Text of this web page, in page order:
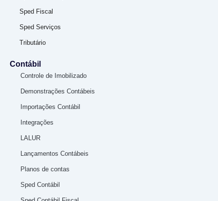
Sped Fiscal
Sped Serviços
Tributário
Contábil
Controle de Imobilizado
Demonstrações Contábeis
Importações Contábil
Integrações
LALUR
Lançamentos Contábeis
Planos de contas
Sped Contábil